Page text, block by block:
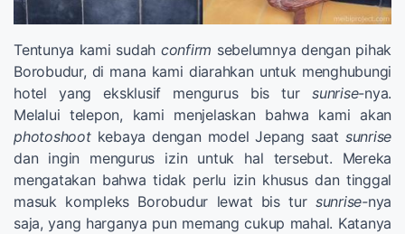
Tentunya kami sudah confirm sebelumnya dengan pihak
Borobudur, di mana kami diarahkan untuk menghubungi
hotel yang eksklusif mengurus bis tur sunrise-nya.
Melalui telepon, kami menjelaskan bahwa kami akan
photoshootkebaya dengan model Jepang saat sunrise
dan ingin mengurus izin untuk hal tersebut. Mereka
mengatakan bahwa tidak perlu izin khusus dan tinggal
masuk kompleks Borobudur lewat bis tur sunrise-nya
saja, yang harganya pun memang cukup mahal. Katanya